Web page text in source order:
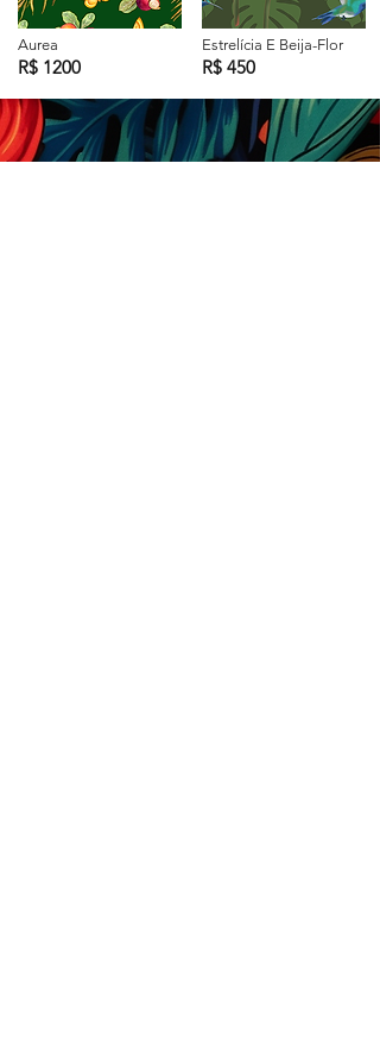
Aurea
R$ 1200
Estrelícia E Beija-Flor
R$ 450